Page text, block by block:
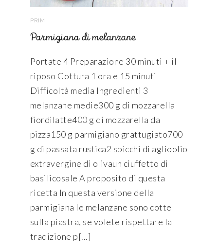
PRIMI
Parmigiana di melanzane
Portate 4 Preparazione 30 minuti + il
riposo Cottura 1 ora e 15 minuti
Difficoltà media Ingredienti 3
melanzane medie300 g di mozzarella
fiordilatte400 g di mozzarella da
pizza150 g parmigiano grattugiato700
g di passata rustica2 spicchi di aglioolio
extravergine di olivaun ciuffetto di
basilicosale A proposito di questa
ricetta In questa versione della
parmigiana le melanzane sono cotte
sulla piastra, se volete rispettare la
tradizione p[...]